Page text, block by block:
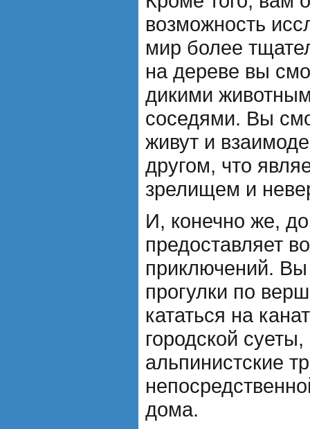
возможность
мир более
на дереве вы
дикими
соседями. Вы
живут и
другом, что
зрелищем и
И, конечно же,
предоставляет
приключений.
прогулки по
кататься на
городской
альпинистские
дома.